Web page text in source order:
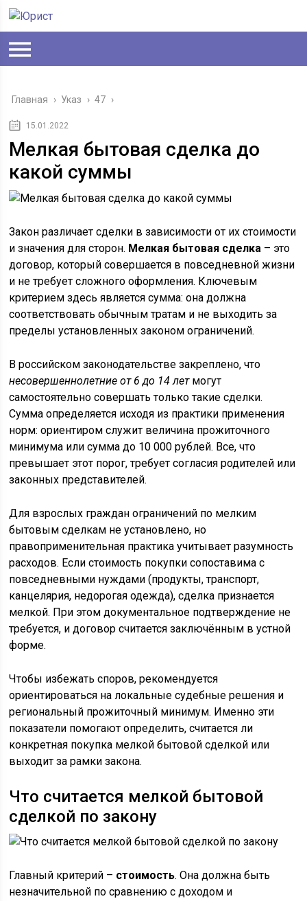
Главная › Указ › 47 ›
15.01.2022
Мелкая бытовая сделка до
какой суммы
Закон различает сделки в зависимости от их стоимости
и значения для сторон. Мелкая бытовая сделка – это
договор, который совершается в повседневной жизни
и не требует сложного оформления. Ключевым
критерием здесь является сумма: она должна
соответствовать обычным тратам и не выходить за
пределы установленных законом ограничений.
В российском законодательстве закреплено, что
несовершеннолетние от 6 до 14 летмогут
самостоятельно совершать только такие сделки.
Сумма определяется исходя из практики применения
норм: ориентиром служит величина прожиточного
минимума или сумма до 10 000 рублей. Все, что
превышает этот порог, требует согласия родителей или
законных представителей.
Для взрослых граждан ограничений по мелким
бытовым сделкам не установлено, но
правоприменительная практика учитывает разумность
расходов. Если стоимость покупки сопоставима с
повседневными нуждами (продукты, транспорт,
канцелярия, недорогая одежда), сделка признается
мелкой. При этом документальное подтверждение не
требуется, и договор считается заключённым в устной
форме.
Чтобы избежать споров, рекомендуется
ориентироваться на локальные судебные решения и
региональный прожиточный минимум. Именно эти
показатели помогают определить, считается ли
конкретная покупка мелкой бытовой сделкой или
выходит за рамки закона.
Что считается мелкой бытовой
сделкой по закону
Главный критерий – стоимость. Она должна быть
незначительной по сравнению с доходом и